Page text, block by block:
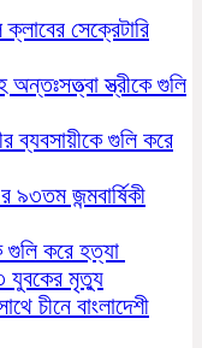
সেক্রেটারি
অন্তঃসত্ত্বা স্ত্রীকে গুলি
ব্যবসায়ীকে গুলি করে
৯৩তম জন্মবার্ষিকী
গুলি করে হত্যা
যুবকের মৃত্যু
চীনে বাংলাদেশী